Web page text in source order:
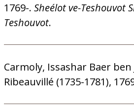
1769-. Sheélot ve-Teshouvot
Teshouvot.
Carmoly, Issashar Baer
Ribeauvillé (1735-1781),